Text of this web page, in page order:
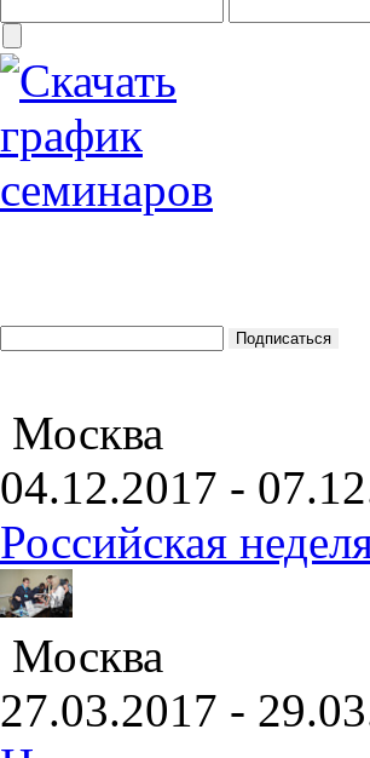
Москва
04.12.2017 -
Российская
Москва
27.03.2017 -